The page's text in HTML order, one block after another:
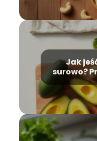
Jak
surowo?